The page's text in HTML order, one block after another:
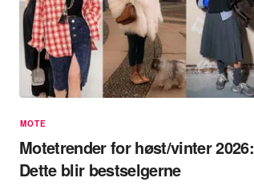
MOTE
Motetrender for høst/vinter 2026:
Dette blir bestselgerne